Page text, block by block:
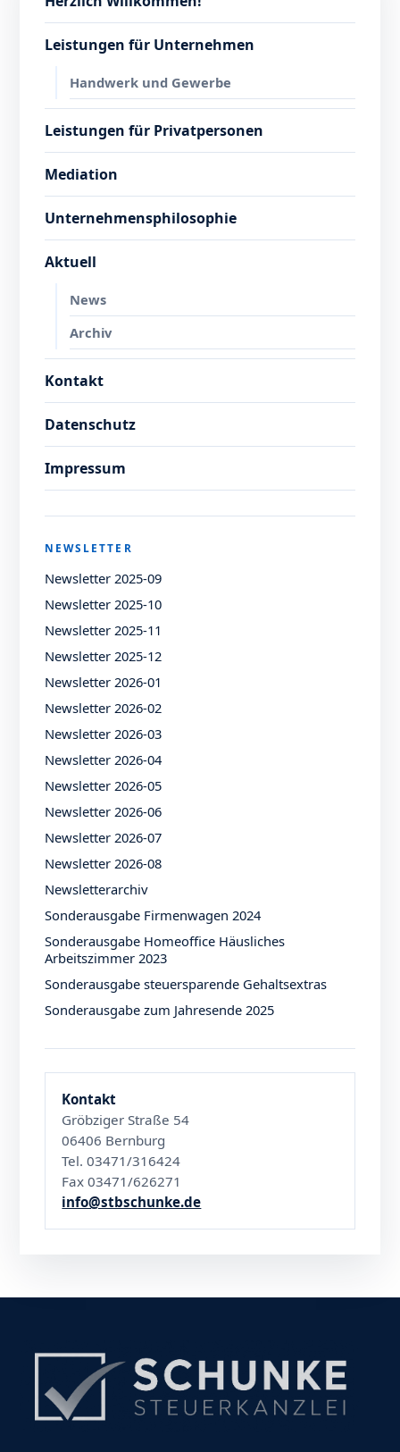
Leistungen für Unternehmen
Handwerk und Gewerbe
Leistungen für Privatpersonen
Mediation
Unternehmensphilosophie
Aktuell
News
Archiv
Kontakt
Datenschutz
Impressum
NEWSLETTER
Newsletter 2025-09
Newsletter 2025-10
Newsletter 2025-11
Newsletter 2025-12
Newsletter 2026-01
Newsletter 2026-02
Newsletter 2026-03
Newsletter 2026-04
Newsletter 2026-05
Newsletter 2026-06
Newsletter 2026-07
Newsletter 2026-08
Newsletterarchiv
Sonderausgabe Firmenwagen 2024
Sonderausgabe Homeoffice Häusliches
Arbeitszimmer 2023
Sonderausgabe steuersparende Gehaltsextras
Sonderausgabe zum Jahresende 2025
Kontakt
Gröbziger Straße 54
06406 Bernburg
Tel. 03471/316424
Fax 03471/626271
info@stbschunke.de